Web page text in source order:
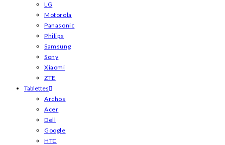
LG
Motorola
Panasonic
Philips
Samsung
Sony
Xiaomi
ZTE
Tablettes
Archos
Acer
Dell
Google
HTC